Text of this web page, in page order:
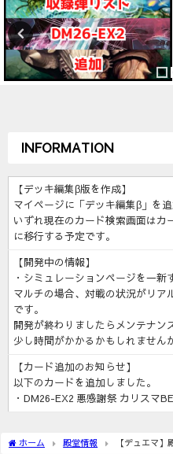
INFORMATION
【デッキ編集β版を作成】
マイページに「デッキ編集β」を追
いずれ現在のカード検索画面はカ
に移行する予定です。
【開発中の情報】
・シミュレーションページを一新
マルチの場合、対戦の状況がリア
です。
開発が終わりましたらメンテナン
少し時間がかかるかもしれません
【カード追加のお知らせ】
以下のカードを追加しました。
・DM26-EX2 悪感謝祭 カリスマ
ホーム 殿堂情報 【デュエマ